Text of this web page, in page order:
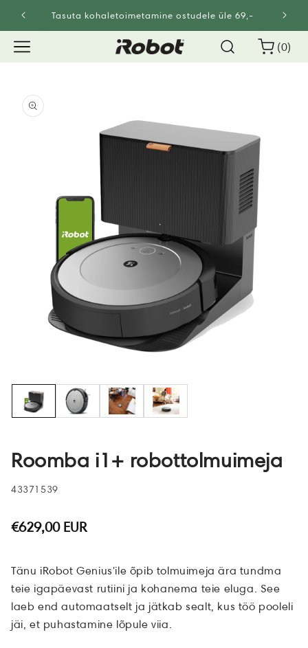
sisu
Tasuta kohaletoimetamine ostudele üle 69,-
Korv
(0)
0
üksust
tooteteabe
juurde
Roomba i1+ robottolmuimeja
:43371539
€629,00 EUR
Tänu iRobot Genius'ile õpib tolmuimeja ära tundma
teie igapäevast rutiini ja kohanema teie eluga. See
laeb end automaatselt ja jätkab sealt, kus töö pooleli
jäi, et puhastamine lõpule viia.